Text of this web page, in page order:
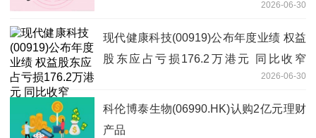
2026-06-30
现代健康科技(00919)公布年度业绩 权益
股东应占亏损176.2万港元 同比收窄
2026-06-30
科伦博泰生物(06990.HK)认购2亿元理财
产品